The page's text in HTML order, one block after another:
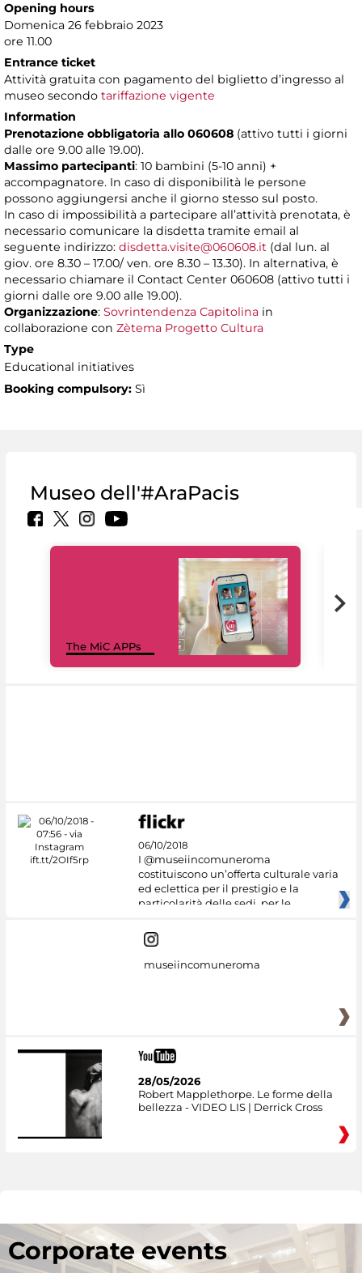
Opening hours
Domenica 26 febbraio 2023
ore 11.00
Entrance ticket
Attività gratuita con pagamento del biglietto d’ingresso al
museo secondo tariffazione vigente
Information
Prenotazione obbligatoria allo 060608 (attivo tutti i giorni
dalle ore 9.00 alle 19.00).
Massimo partecipanti: 10 bambini (5-10 anni) +
accompagnatore. In caso di disponibilità le persone
possono aggiungersi anche il giorno stesso sul posto.
In caso di impossibilità a partecipare all’attività prenotata, è
necessario comunicare la disdetta tramite email al
seguente indirizzo: disdetta.visite@060608.it (dal lun. al
giov. ore 8.30 – 17.00/ ven. ore 8.30 – 13.30). In alternativa, è
necessario chiamare il Contact Center 060608 (attivo tutti i
giorni dalle ore 9.00 alle 19.00).
Organizzazione: Sovrintendenza Capitolina in
collaborazione con Zètema Progetto Cultura
Type
Educational initiatives
Booking compulsory: Sì
Museo dell'#AraPacis
The MiC APPs
06/10/2018
I @museiincomuneroma
costituiscono un’offerta culturale varia
ed eclettica per il prestigio e la
particolarità delle sedi, per le
museiincomuneroma
28/05/2026
Robert Mapplethorpe. Le forme della
bellezza - VIDEO LIS | Derrick Cross
Corporate events